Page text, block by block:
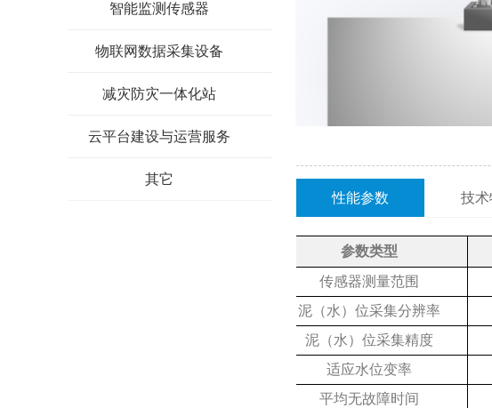
性能参数 技术
参数类型
传感器测量范围
泥（水）位采集分辨率
泥（水）位采集精度
适应水位变率
平均无故障时间
智能监测传感器
物联网数据采集设备
减灾防灾一体化站
云平台建设与运营服务
其它